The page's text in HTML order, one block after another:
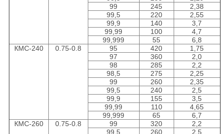
99
245
2,38
99,5
220
2,55
99,9
140
3,7
99,99
100
4,7
99,999
55
6,8
КМС-240
0.75-0.8 95 420
1,75
97
360
2,0
98
285
2,2
98,5
275
2,25
99
260
2,35
99,5
240
2,5
99,9
155
3,5
99,99
110
4,65
99,999
65
6,7
КМС-260
0.75-0.8 99 320
2,2
99,5
260
2,5